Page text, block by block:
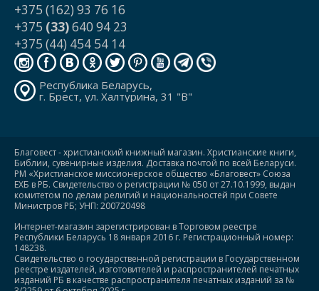
+375 (162) 93 76 16
+375 (33)640 94 23
+375 (44) 454 54 14
Республика Беларусь,
г. Брест, ул. Халтурина, 31 "В"
Благовест - христианский книжный магазин. Христианские книги,
Библии, сувенирные изделия. Доставка почтой по всей Беларуси.
РМ «Христианское миссионерское общество «Благовест» Союза
ЕХБ в РБ. Свидетельство о регистрации № 050 от 27.10.1999, выдан
комитетом по делам религий и национальностей при Совете
Министров РБ; УНП: 200720498
Интернет-магазин зарегистрирован в Торговом реестре
Республики Беларусь 18 января 2016 г. Регистрационный номер:
148238.
Свидетельство о государственной регистрации в Государственном
реестре издателей, изготовителей и распространителей печатных
изданий РБ в качестве распространителя печатных изданий за №